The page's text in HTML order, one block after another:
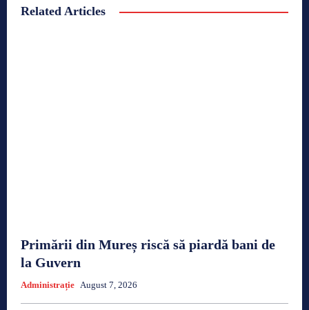
Related Articles
Primării din Mureș riscă să piardă bani de
la Guvern
Administrație August 7, 2026